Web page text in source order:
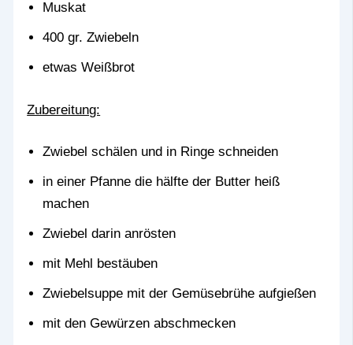
Muskat
400 gr. Zwiebeln
etwas Weißbrot
Zubereitung:
Zwiebel schälen und in Ringe schneiden
in einer Pfanne die hälfte der Butter heiß
machen
Zwiebel darin anrösten
mit Mehl bestäuben
Zwiebelsuppe mit der Gemüsebrühe aufgießen
mit den Gewürzen abschmecken